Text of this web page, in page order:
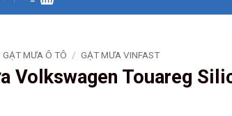
GẠT MƯA Ô TÔ / GẠT MƯA VINFAST
Volkswagen Touareg